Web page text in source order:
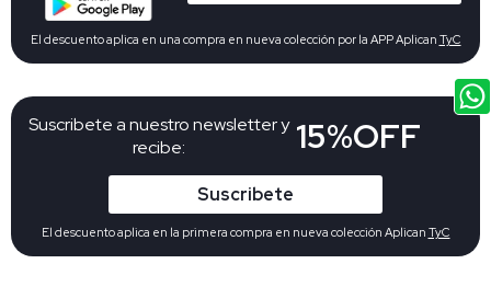
Suscribete a nuestro newsletter y
recibe:
15%OFF
Suscribete
El descuento aplica en la primera compra en nueva colección Aplican TyC
El descuento aplica en una compra en nueva colección por la APP Aplican TyC